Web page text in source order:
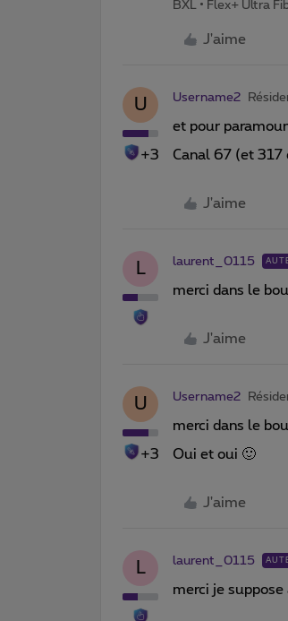
BXL • Flex+ Ultra
J'aime
U
+3
Username2
et pour
Canal 67 (et 317
J'aime
L laurent_0115
merci dans le
J'aime
U
+3
Username2
merci dans le
Oui et oui 🙂
J'aime
L laurent_0115
merci je